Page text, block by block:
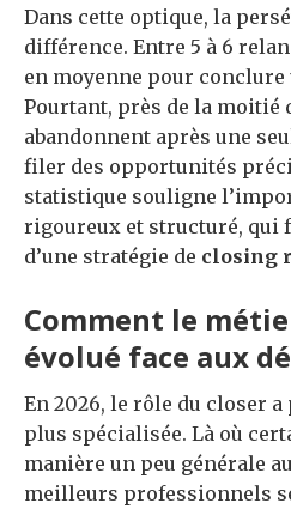
Dans cette optique, la
différence. Entre 5 à 6
en moyenne pour conclure
Pourtant, près de la moitié
abandonnent après une
filer des opportunités
statistique souligne
rigoureux et structuré, qui
d’une stratégie de closing
Comment le
évolué face aux
En 2026, le rôle du closer
plus spécialisée. Là où
manière un peu générale
meilleurs professionnels